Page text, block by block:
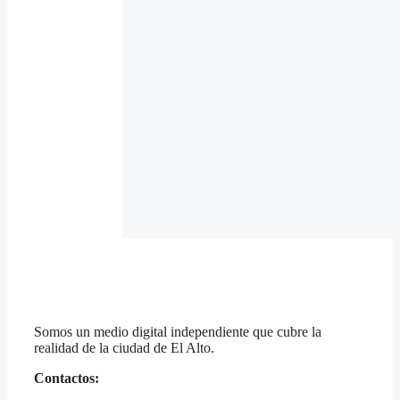
Somos un medio digital independiente que cubre la
realidad de la ciudad de El Alto.
Contactos: